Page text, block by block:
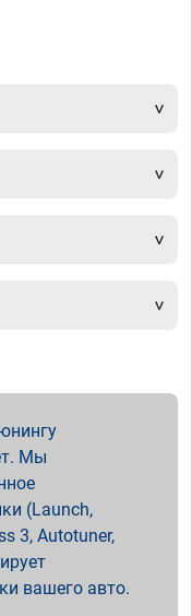
Мы
(Launch,
3, Autotuner,
вашего авто.